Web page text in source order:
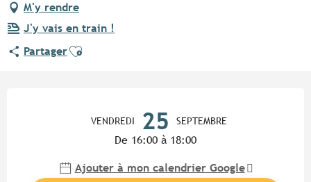
M'y rendre
J'y vais en train !
PartagerAjouter aux favoris
VENDREDI 25 SEPTEMBRE
De 16:00 à 18:00
Ajouter à mon calendrier Google